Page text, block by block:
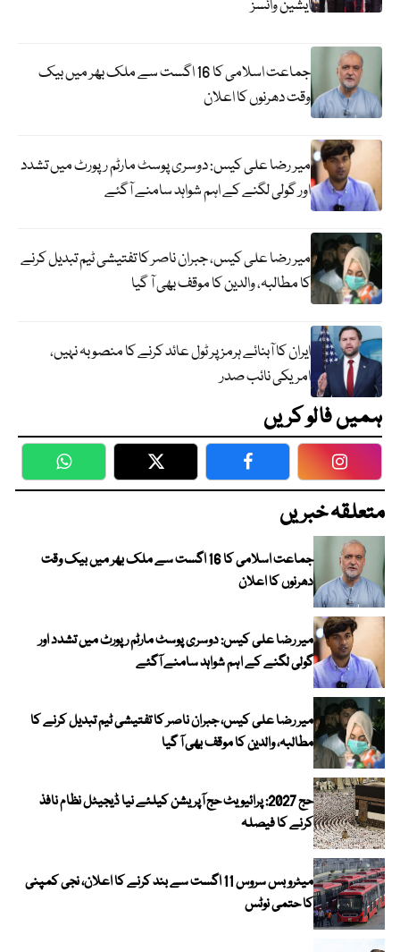
ایشین وائسز
جماعت اسلامی کا 16 اگست سے ملک بھر میں بیک
وقت دھرنوں کا اعلان
میر رضا علی کیس: دوسری پوسٹ مارٹم رپورٹ میں تشدد
اور گولی لگنے کے اہم شواہد سامنے آگئے
میر رضا علی کیس، جبران ناصر کا تفتیشی ٹیم تبدیل کرنے
کا مطالبہ، والدین کا موقف بھی آ گیا
ایران کا آبنائے ہرمز پر ٹول عائد کرنے کا منصوبہ نہیں،
امریکی نائب صدر
ہمیں فالو کریں
WhatsApp Twitter Facebook
متعلقہ خبریں
جماعت اسلامی کا 16 اگست سے ملک بھر میں بیک وقت
دھرنوں کا اعلان
میر رضا علی کیس: دوسری پوسٹ مارٹم رپورٹ میں تشدد اور
گولی لگنے کے اہم شواہد سامنے آگئے
میر رضا علی کیس، جبران ناصر کا تفتیشی ٹیم تبدیل کرنے کا
مطالبہ، والدین کا موقف بھی آ گیا
حج 2027: پرائیویٹ حج آپریشن کیلئے نیا ڈیجیٹل نظام نافذ
کرنے کا فیصلہ
میٹرو بس سروس 11 اگست سے بند کرنے کا اعلان، نجی کمپنی
کا حتمی نوٹس